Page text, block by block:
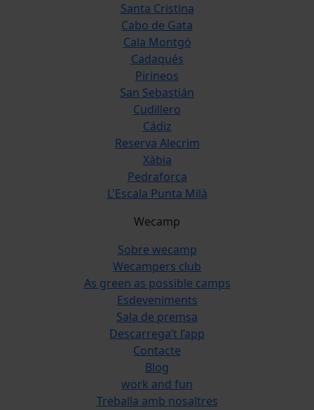
Santa Cristina
Cabo de Gata
Cala Montgó
Cadaqués
Pirineos
San Sebastián
Cudillero
Cádiz
Reserva Alecrim
Xàbia
Pedraforca
L'Escala Punta Milà
Wecamp
Sobre wecamp
Wecampers club
As green as possible camps
Esdeveniments
Sala de premsa
Descarrega’t l’app
Contacte
Blog
work and fun
Treballa amb nosaltres